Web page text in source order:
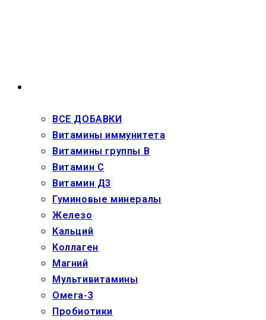
ВСЕ ДОБАВКИ
Витамины иммунитета
Витамины группы В
Витамин С
Витамин Д3
Гуминовые минералы
Железо
Кальций
Коллаген
Магний
Мультивитамины
Омега-3
Пробиотики